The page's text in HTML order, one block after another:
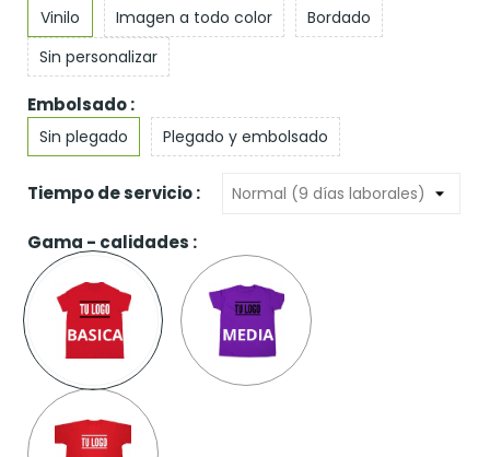
Vinilo Imagen a todo color
Bordado
Sin personalizar
Embolsado :
Sin plegado Plegado y embolsado
Tiempo de servicio :
Gama - calidades :
Económica